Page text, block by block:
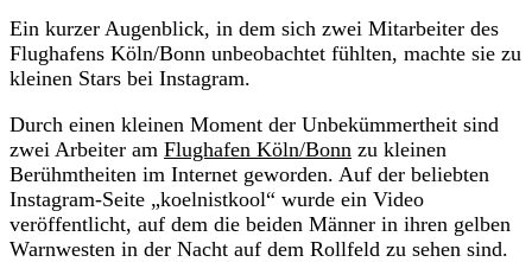
Ein kurzer Augenblick, in dem sich zwei Mitarbeiter des
Flughafens Köln/Bonn unbeobachtet fühlten, machte sie zu
kleinen Stars bei Instagram.
Durch einen kleinen Moment der Unbekümmertheit sind
zwei Arbeiter am Flughafen Köln/Bonn zu kleinen
Berühmtheiten im Internet geworden. Auf der beliebten
Instagram-Seite „koelnistkool“ wurde ein Video
veröffentlicht, auf dem die beiden Männer in ihren gelben
Warnwesten in der Nacht auf dem Rollfeld zu sehen sind.